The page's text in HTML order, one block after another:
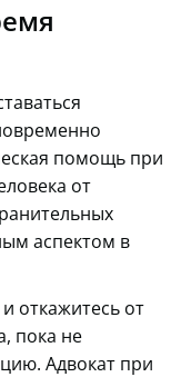
помощь при
от
аспектом в
откажитесь от
пока не
Адвокат при